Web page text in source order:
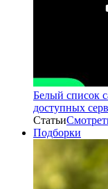
Белый список
доступных
Статьи
Подборки